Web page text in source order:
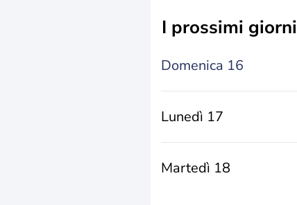
i prossimi giorni
Domenica 16
Lunedì 17
Martedì 18